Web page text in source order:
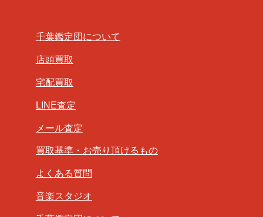
千葉鑑定団について
店頭買取
宅配買取
LINE査定
メール査定
買取基準・お売り頂けるもの
よくある質問
音楽スタジオ